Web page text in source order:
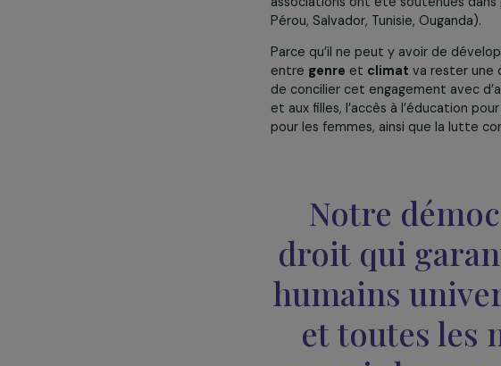
la chercheuse en écologie
conclusions de l’étude
la transition vers une
sujets, tant sur le
le soutien à des initiatives
écologique.
également lancé un
la société civile fondées ou
permettant aux femmes de
associations ont été
Pérou, Salvador, Tunisie,
Parce qu’il ne peut y avoir
entre genreetclimatva
de concilier cet